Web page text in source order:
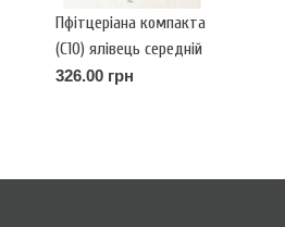
Пфітцеріана компакта
(С10) ялівець середній
(Pfitzeriana Compacta)
326.00 грн